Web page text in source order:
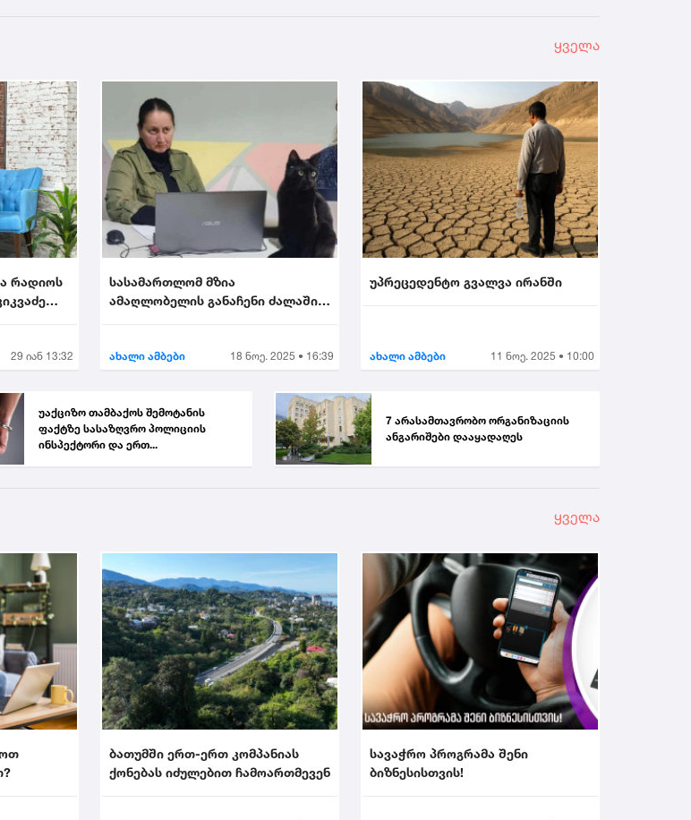
ყველა
რადიოს
29 იან 13:32
სასამართლომ მზია
ამაღლობელის განაჩენი ძალაში
ახალი ამბები 18 ნოე. 2025 • 16:39
უპრეცედენტო გვალვა ირანში
ახალი ამბები 11 ნოე. 2025 • 10:00
უაქციზო თამბაქოს შემოტანის
ფაქტზე სასაზღვრო პოლიციის
ინსპექტორი და ერთ...
7 არასამთავრობო ორგანიზაციის
ანგარიშები დააყადაღეს
ყველა
ბათუმში ერთ-ერთ კომპანიას
ქონებას იძულებით ჩამოართმევენ
სავაჭრო პროგრამა შენი
ბიზნესისთვის!